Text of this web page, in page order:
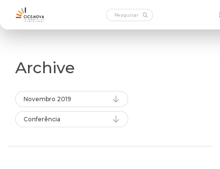
Archive
Novembro 2019
Conferência